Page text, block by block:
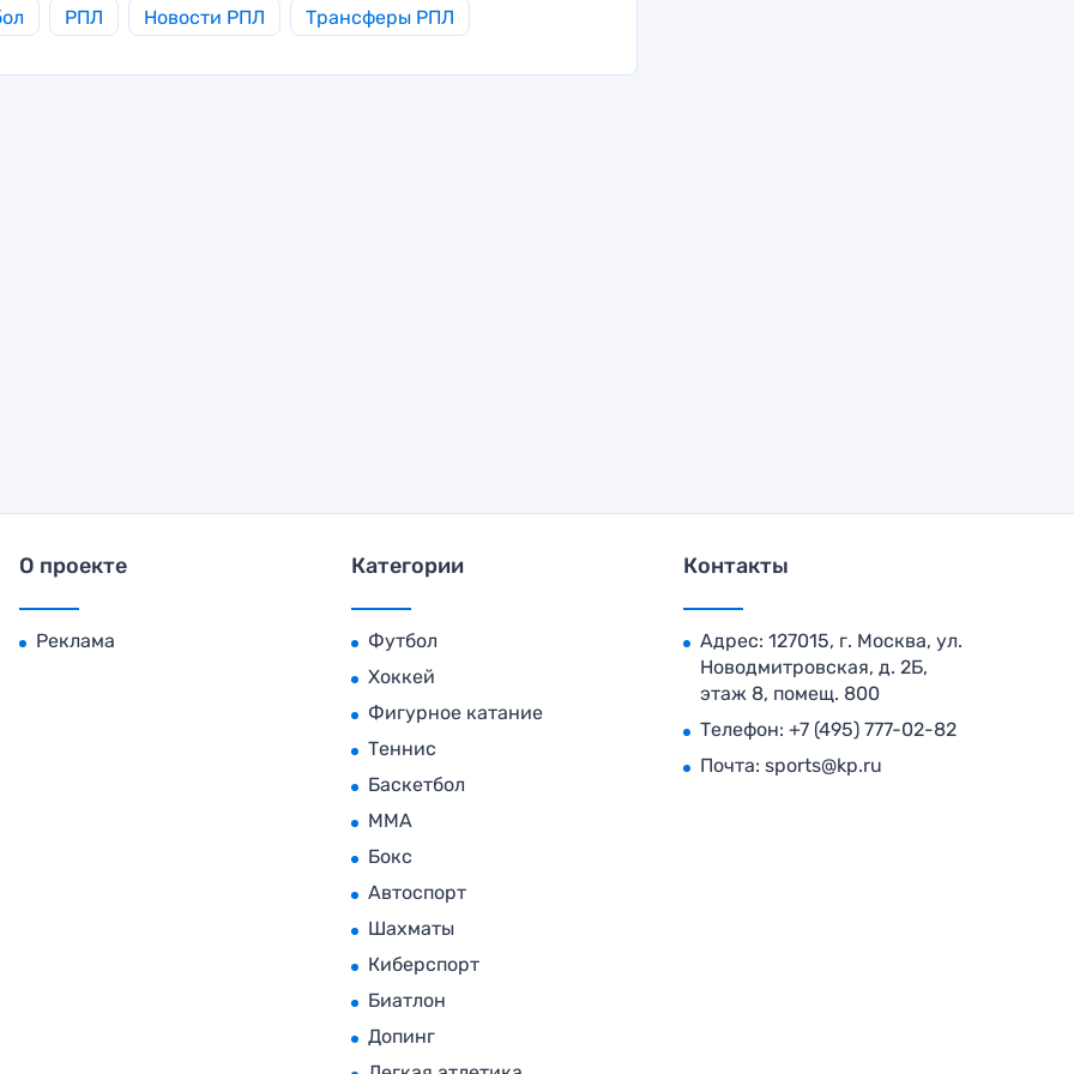
РПЛ Новости РПЛ Трансферы РПЛ
О проекте
Реклама
Категории
Футбол
Хоккей
Фигурное катание
Теннис
Баскетбол
MMA
Бокс
Автоспорт
Шахматы
Киберспорт
Биатлон
Допинг
Контакты
Адрес: 127015, г. Москва, ул.
Новодмитровская, д. 2Б,
этаж 8, помещ. 800
Телефон: +7 (495) 777-02-82
Почта: sports@kp.ru